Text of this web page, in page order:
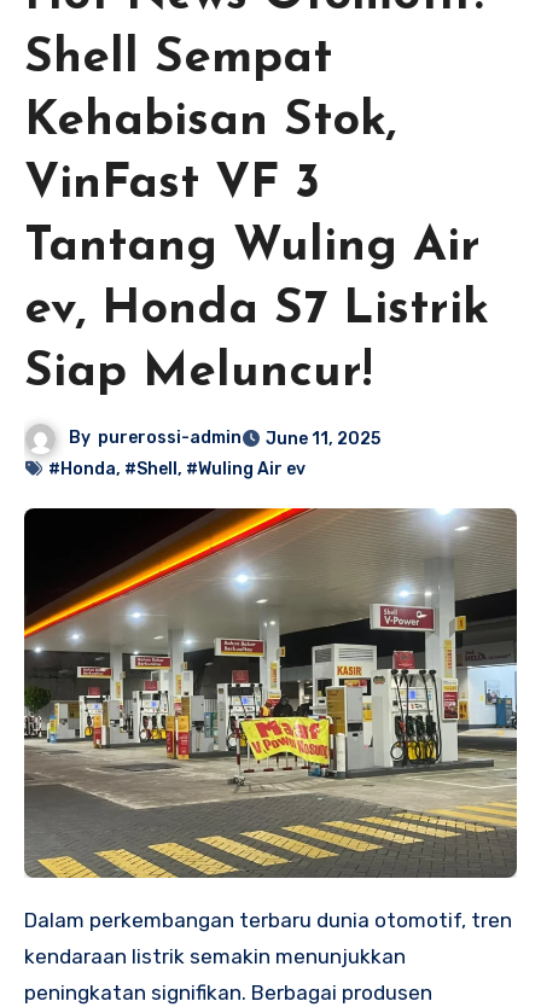
Shell Sempat
Kehabisan Stok,
VinFast VF 3
Tantang Wuling Air
ev, Honda S7 Listrik
Siap Meluncur!
By purerossi-admin
June 11, 2025
#Honda, #Shell , #Wuling Air ev
Dalam perkembangan terbaru dunia otomotif, tren
kendaraan listrik semakin menunjukkan
peningkatan signifikan. Berbagai produsen